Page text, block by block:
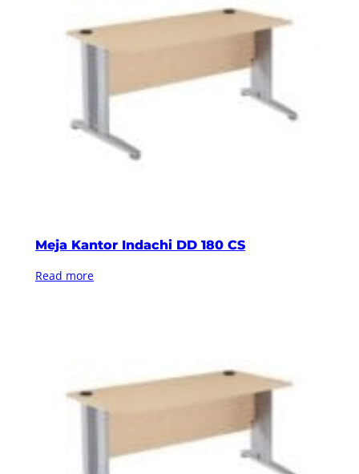
Meja Kantor Indachi DD 180 CS
Read more